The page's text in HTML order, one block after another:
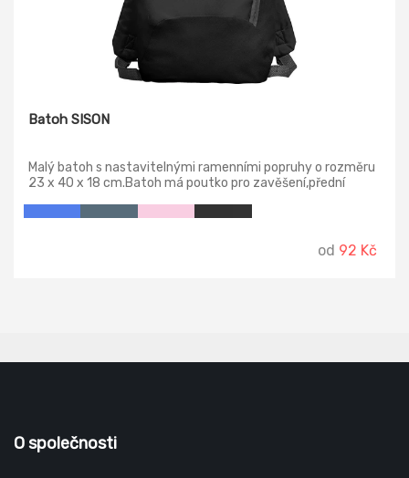
Batoh SISON
Malý batoh s nastavitelnými ramenními popruhy o rozměru
23 x 40 x 18 cm.Batoh má poutko pro zavěšení,přední
od 92 Kč
O společnosti